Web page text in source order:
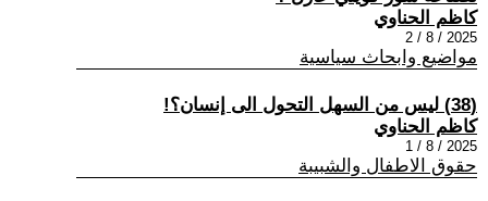
كاظم الحناوي
2025 / 8 / 2
مواضيع وابحاث سياسية
(38) ليس من السهل التحول الى إنسان؟!
كاظم الحناوي
2025 / 8 / 1
حقوق الاطفال والشبيبة